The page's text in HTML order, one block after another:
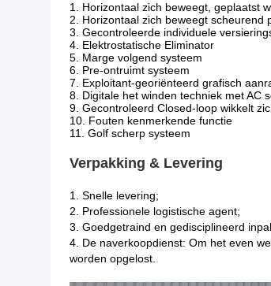
1. Horizontaal zich beweegt, geplaatst
2. Horizontaal zich beweegt scheurend
3. Gecontroleerde individuele
4. Elektrostatische Eliminator
5. Marge volgend systeem
6. Pre-ontruimt systeem
7. Exploitant-georiënteerd grafisch
8. Digitale het winden techniek met AC
9. Gecontroleerd Closed-loop wikkelt
10. Fouten kenmerkende functie
11. Golf scherp systeem
Verpakking & Levering
1. Snelle levering;
2. Professionele logistische agent;
3. Goedgetraind en gedisciplineerd
4. De naverkoopdienst: Om het even
worden opgelost.